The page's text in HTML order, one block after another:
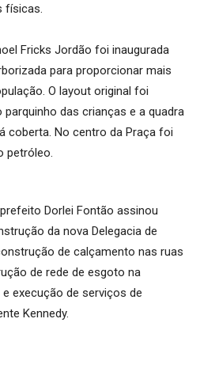
físicas.
Fricks Jordão foi inaugurada
para proporcionar mais
O layout original foi
das crianças e a quadra
coberta. No centro da Praça foi
petróleo.
Dorlei Fontão assinou
da nova Delegacia de
de calçamento nas ruas
de rede de esgoto na
execução de serviços de
Kennedy.